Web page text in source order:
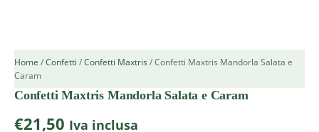
Home /Confetti /Confetti Maxtris / Confetti Maxtris Mandorla Salata e
Caram
Confetti Maxtris Mandorla Salata e Caram
€21,50 Iva inclusa